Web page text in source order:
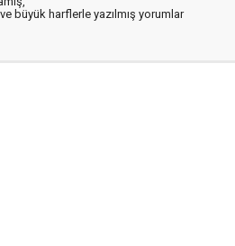
büyük harflerle yazılmış yorumlar